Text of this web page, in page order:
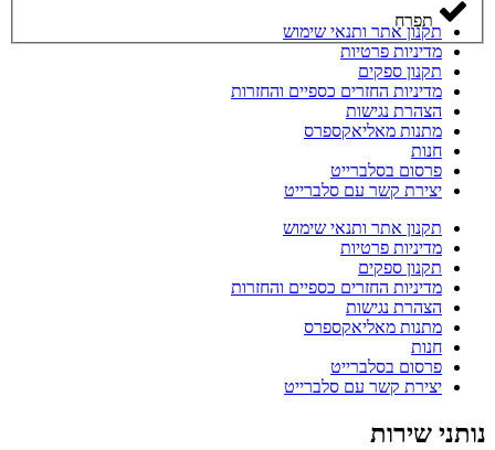
תפרח
תקנון אתר ותנאי שימוש
מדיניות פרטיות
תקנון ספקים
מדיניות החזרים כספיים והחזרות
הצהרת נגישות
מתנות מאליאקספרס
חנות
פרסום בסלברייט
יצירת קשר עם סלברייט
תקנון אתר ותנאי שימוש
מדיניות פרטיות
תקנון ספקים
מדיניות החזרים כספיים והחזרות
הצהרת נגישות
מתנות מאליאקספרס
חנות
פרסום בסלברייט
יצירת קשר עם סלברייט
נותני שירות